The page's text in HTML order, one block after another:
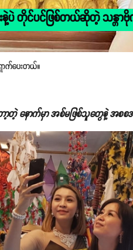
နဲ့ပဲ တိုင်ပင်ဖြစ်တယ်ဆိုတဲ့ သန္တာ
က်ပေးတယ်။
ာ့တဲ့ နောက်မှာ အစ်မဖြစ်သူတွေနဲ့ အစစ